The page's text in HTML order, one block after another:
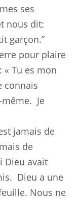
ses
nous dit:
garçon.”
pour plaire
Tu es mon
connais
Je
jamais de
de
Dieu avait
Dieu a une
Nous ne